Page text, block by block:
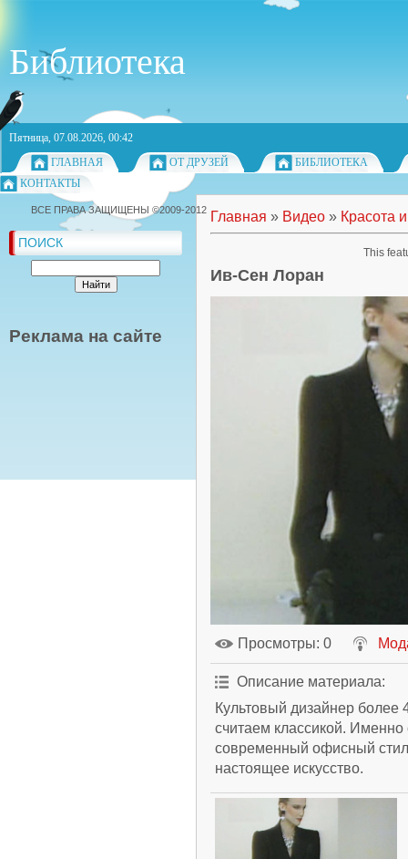
Библиотека
Пятница, 07.08.2026, 00:42
ГЛАВНАЯ
ОТ ДРУЗЕЙ
БИБЛИОТЕКА
КОНТАКТЫ
ПОИСК
Реклама на сайте
Главная » Видео » Красота
Ив-Сен Лоран
Просмотры: 0
Описание материала:
Культовый дизайнер более
считаем классикой.
современный офисный
настоящее искусство.
ВСЕ ПРАВА ЗАЩИЩЕНЫ ©2009-2012
This